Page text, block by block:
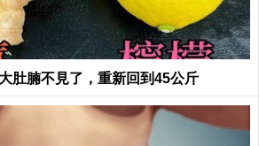
肚腩不見了，重新回到45公斤